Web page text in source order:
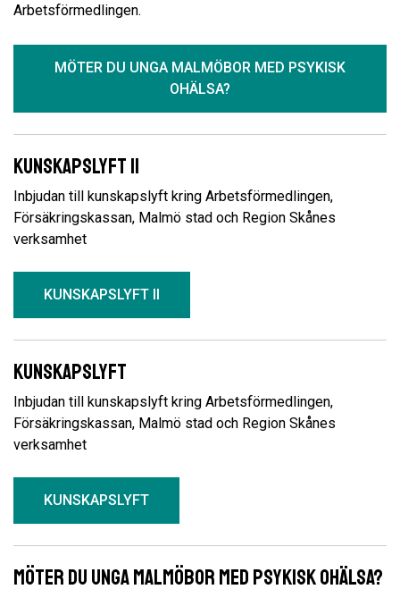
Arbetsförmedlingen.
MÖTER DU UNGA MALMÖBOR MED PSYKISK
OHÄLSA?
Kunskapslyft II
Inbjudan till kunskapslyft kring Arbetsförmedlingen,
Försäkringskassan, Malmö stad och Region Skånes
verksamhet
KUNSKAPSLYFT II
Kunskapslyft
Inbjudan till kunskapslyft kring Arbetsförmedlingen,
Försäkringskassan, Malmö stad och Region Skånes
verksamhet
KUNSKAPSLYFT
Möter du unga Malmöbor med psykisk ohälsa?